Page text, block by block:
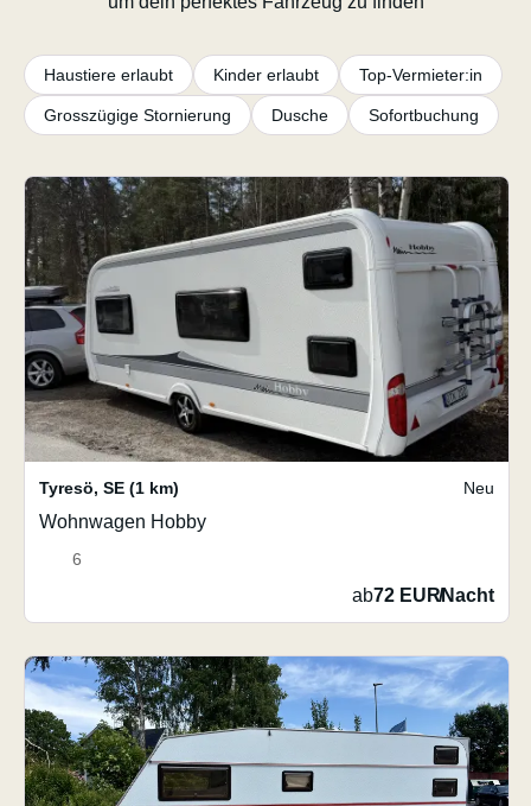
Haustiere erlaubt Kinder erlaubt Top-Vermieter:in
Grosszügige Stornierung Dusche Sofortbuchung
Tyresö, SE (1 km) Neu
Wohnwagen Hobby
6
ab72 EUR/Nacht